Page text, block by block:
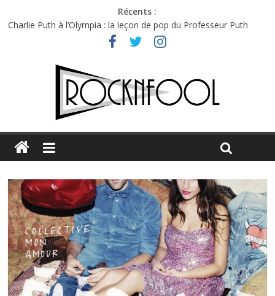
Récents :
Charlie Puth à l’Olympia : la leçon de pop du Professeur Puth
Festival Triptyque : un nouveau festival de musique indépendant
Hellfest 2026 vendredi : température et émotions en hausse
Hellfest 2026 jeudi : impossible de choisir entre chaleur et bonne
Première édition du Midgard Festival : entre bière, métal et